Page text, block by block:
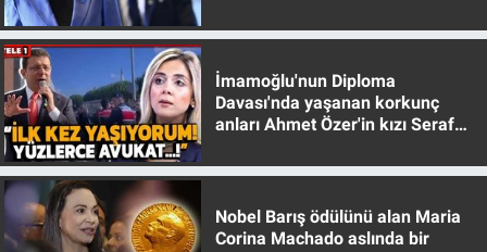
İmamoğlu'nun Diploma
Davası'nda yaşanan korkunç
anları Ahmet Özer'in kızı Seraf
Nobel Barış ödülünü alan Maria
Corina Machado aslında bir